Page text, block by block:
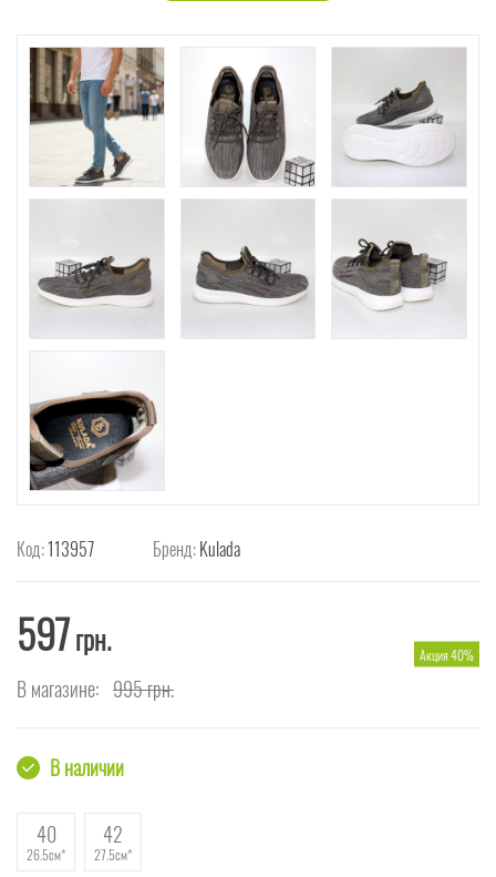
Код:113957 Бренд:Kulada
597грн.
В магазине: 995грн.
Акция 40%
В наличии
40
26.5см
42
27.5см